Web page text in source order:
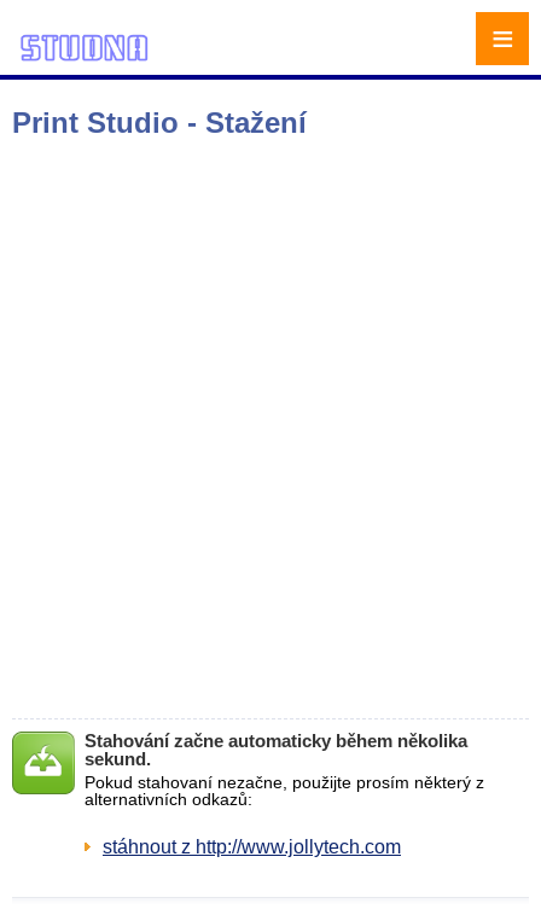
Print Studio - Stažení
Stahování začne automaticky během několika
sekund.
Pokud stahovaní nezačne, použijte prosím některý z
alternativních odkazů:
stáhnout z http://www.jollytech.com
≡